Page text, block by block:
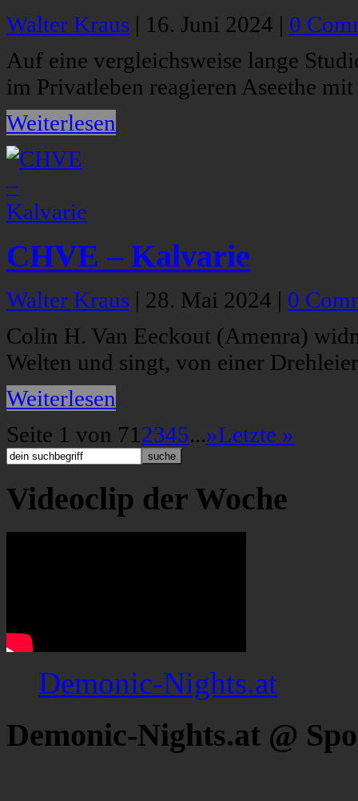
Walter Kraus | 16. Juni 2024 | 0
Auf eine vergleichsweise lange
im Privatleben reagieren Aseethe
Weiterlesen
CHVE – Kalvarie
Walter Kraus | 28. Mai 2024 | 0
Colin H. Van Eeckout (Amenra)
Welten und singt, von einer
Weiterlesen
Seite 1 von 71 2345...»Letzte »
Videoclip der Woche
Demonic-Nights.at
Demonic-Nights.at @